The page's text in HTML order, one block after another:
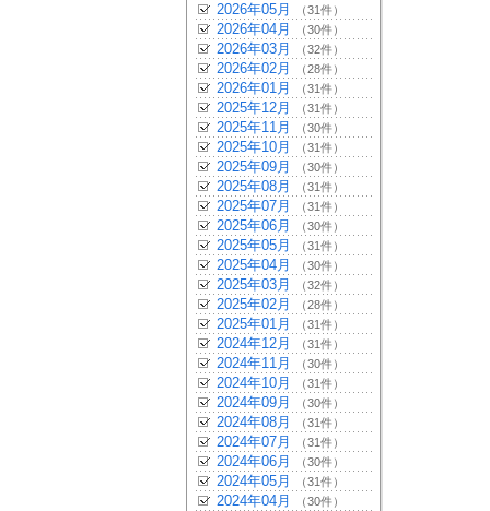
2026年05月 （31件）
2026年04月 （30件）
2026年03月 （32件）
2026年02月 （28件）
2026年01月 （31件）
2025年12月 （31件）
2025年11月 （30件）
2025年10月 （31件）
2025年09月 （30件）
2025年08月 （31件）
2025年07月 （31件）
2025年06月 （30件）
2025年05月 （31件）
2025年04月 （30件）
2025年03月 （32件）
2025年02月 （28件）
2025年01月 （31件）
2024年12月 （31件）
2024年11月 （30件）
2024年10月 （31件）
2024年09月 （30件）
2024年08月 （31件）
2024年07月 （31件）
2024年06月 （30件）
2024年05月 （31件）
2024年04月 （30件）